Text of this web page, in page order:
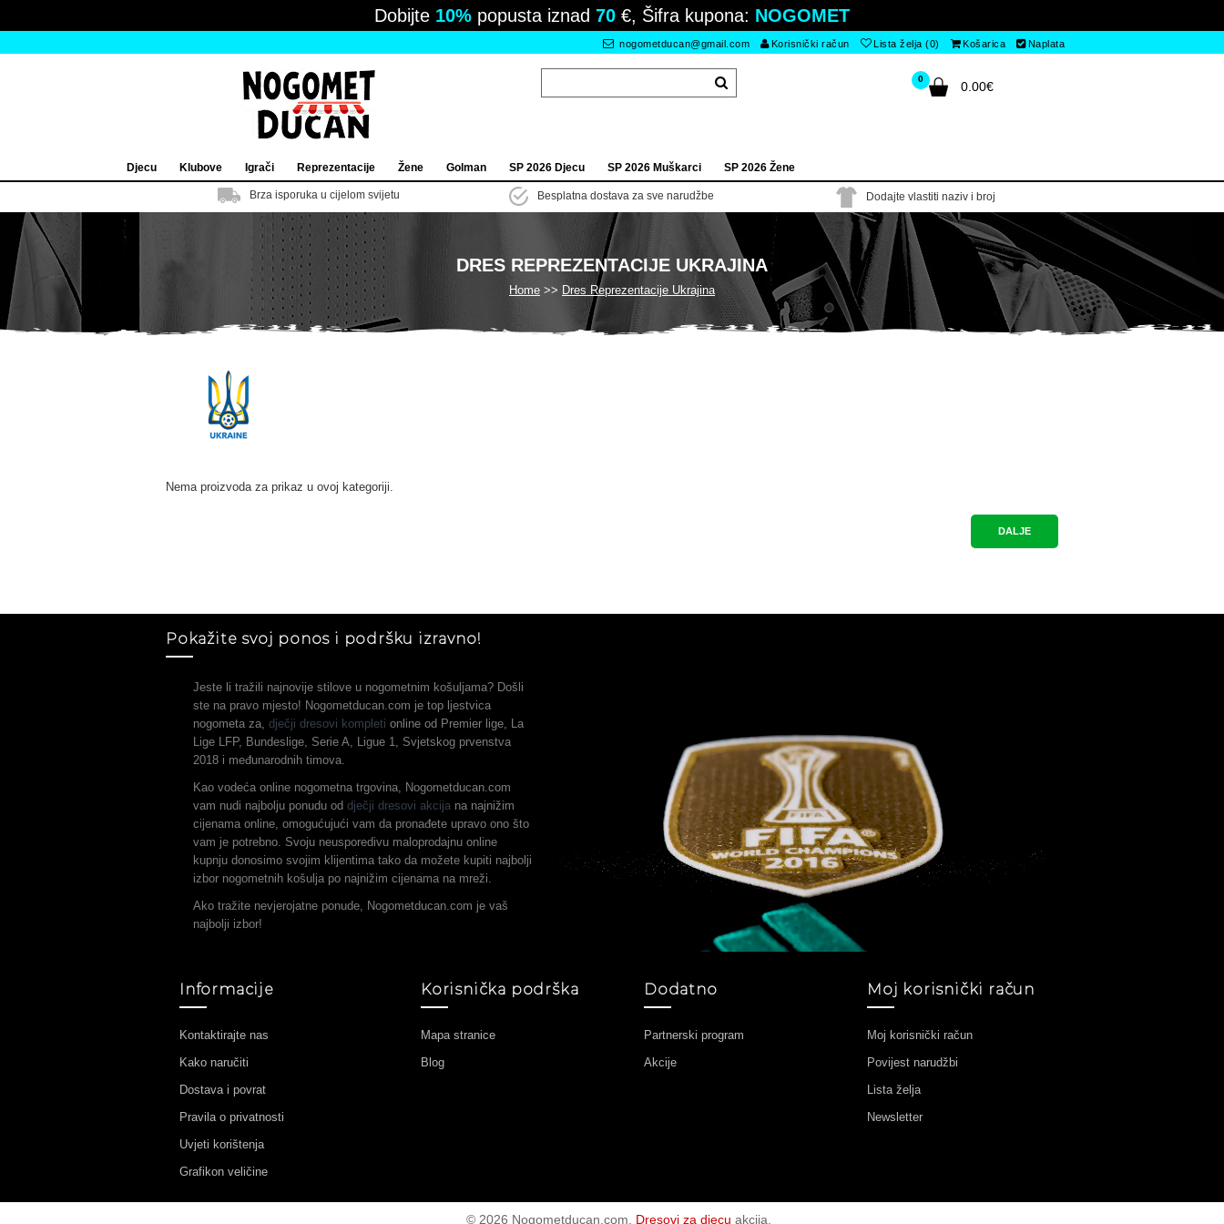
Dobijte 10% popusta iznad 70 €, Šifra kupona: NOGOMET
nogometducan@gmail.com Korisnički račun Lista želja (0) Košarica Naplata
0
0.00€
Djecu Klubove Igrači Reprezentacije Žene Golman SP 2026 Djecu SP 2026 Muškarci SP 2026 Žene
Brza isporuka u cijelom svijetu Besplatna dostava za sve narudžbe Dodajte vlastiti naziv i broj
DRES REPREZENTACIJE UKRAJINA
Home Dres Reprezentacije Ukrajina
Nema proizvoda za prikaz u ovoj kategoriji.
DALJE
Pokažite svoj ponos i podršku izravno!
Jeste li tražili najnovije stilove u nogometnim košuljama? Došli
ste na pravo mjesto! Nogometducan.com je top ljestvica
nogometa za, dječji dresovi kompleti online od Premier lige, La
Lige LFP, Bundeslige, Serie A, Ligue 1, Svjetskog prvenstva
2018 i međunarodnih timova.
Kao vodeća online nogometna trgovina, Nogometducan.com
vam nudi najbolju ponudu od dječji dresovi akcija na najnižim
cijenama online, omogućujući vam da pronađete upravo ono što
vam je potrebno. Svoju neusporedivu maloprodajnu online
kupnju donosimo svojim klijentima tako da možete kupiti najbolji
izbor nogometnih košulja po najnižim cijenama na mreži.
Ako tražite nevjerojatne ponude, Nogometducan.com je vaš
najbolji izbor!
Informacije
Kontaktirajte nas
Kako naručiti
Dostava i povrat
Pravila o privatnosti
Uvjeti korištenja
Grafikon veličine
Korisnička podrška
Mapa stranice
Blog
Dodatno
Partnerski program
Akcije
Moj korisnički račun
Moj korisnički račun
Povijest narudžbi
Lista želja
Newsletter
© 2026 Nogometducan.com. Dresovi za djecu akcija.